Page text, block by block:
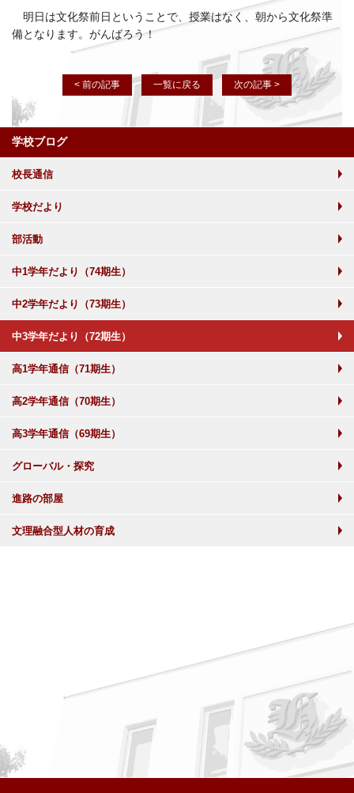
明日は文化祭前日ということで、授業はなく、朝から文化祭準
備となります。がんばろう！
< 前の記事 一覧に戻る 次の記事 >
学校ブログ
校長通信
学校だより
部活動
中1学年だより（74期生）
中2学年だより（73期生）
中3学年だより（72期生）
高1学年通信（71期生）
高2学年通信（70期生）
高3学年通信（69期生）
グローバル・探究
進路の部屋
文理融合型人材の育成